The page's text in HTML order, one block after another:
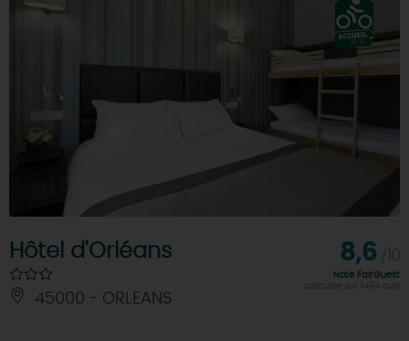
Hôtel d'Orléans
45000 - ORLEANS
8,6
Note FairGuest
calculée sur 1454 avis